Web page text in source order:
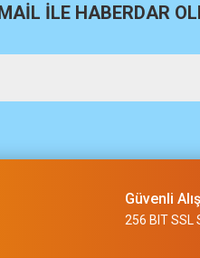
İLE HABERDAR
Güvenli
256 BIT SSL